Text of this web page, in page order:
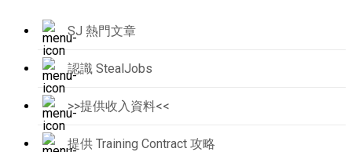
SJ 熱門文章
認識 StealJobs
>>提供收入資料<<
提供 Training Contract 攻略